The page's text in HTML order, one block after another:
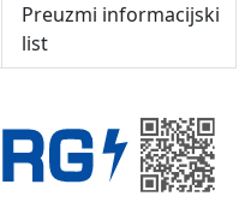
Preuzmi informacijski
list